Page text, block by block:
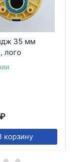
35 мм
лого
₽
корзину